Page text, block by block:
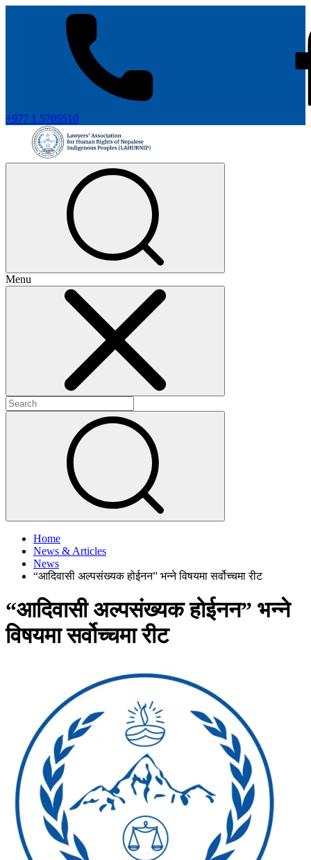
+977 1 5705510
Menu
Home
News & Articles
News
“आदिवासी अल्पसंख्यक होईनन” भन्ने विषयमा सर्वोच्चमा रीट
“आदिवासी अल्पसंख्यक होईनन” भन्ने
विषयमा सर्वोच्चमा रीट